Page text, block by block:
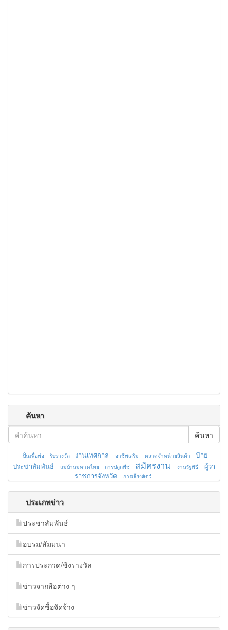
ค้นหา
ค้นหา
ปั่นเพื่อพ่อ รับรางวัล งานเทศกาล อาชีพเสริม ตลาดจำหน่ายสินค้า
ป้าย
ประชาสัมพันธ์
แม่บ้านมหาดไทย การปลูกพืช สมัครงาน งานรัฐพิธี
ผู้ว่า
ราชการจังหวัด
การเลี้ยงสัตว์
ประเภทข่าว
ประชาสัมพันธ์
อบรม/สัมมนา
การประกวด/ชิงรางวัล
ข่าวจากสือต่าง ๆ
ข่าวจัดซื้อจัดจ้าง